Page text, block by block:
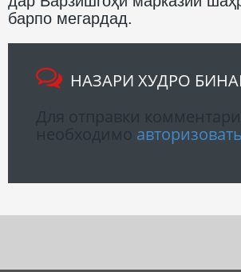
барпо мегардад.
НАЗАРИ ХУДРО